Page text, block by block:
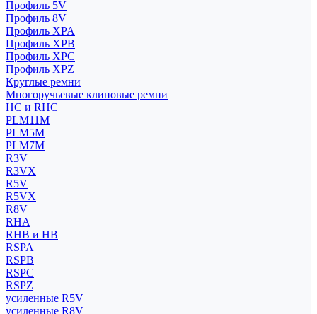
Профиль 5V
Профиль 8V
Профиль XPA
Профиль XPB
Профиль XPC
Профиль XPZ
Круглые ремни
Многоручьевые клиновые ремни
HC и RHC
PLM11M
PLM5M
PLM7M
R3V
R3VX
R5V
R5VX
R8V
RHA
RHB и HB
RSPA
RSPB
RSPC
RSPZ
усиленные R5V
усиленные R8V